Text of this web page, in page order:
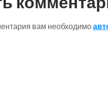
вам необходимо